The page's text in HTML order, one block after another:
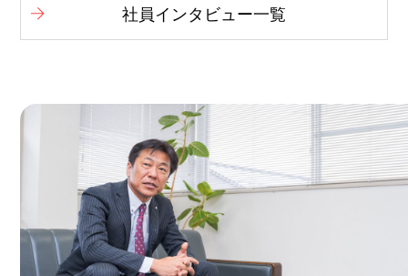
社員インタビュー一覧